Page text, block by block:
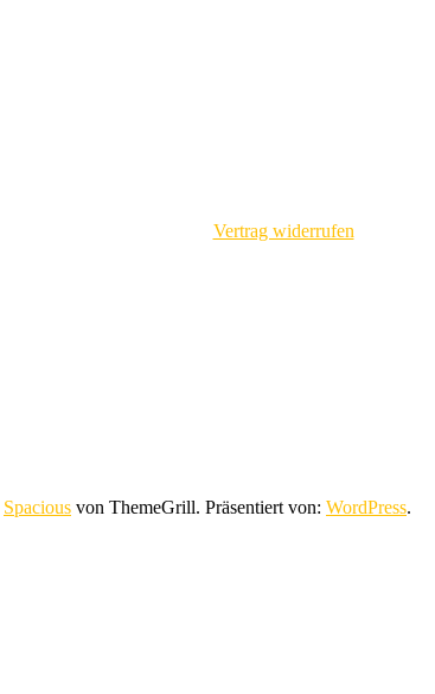
Vertrag widerrufen
Spacious von ThemeGrill. Präsentiert von: WordPress.